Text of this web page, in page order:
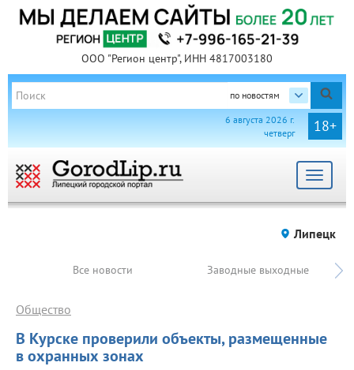
ООО "Регион центр", ИНН 4817003180
по новостям
18+
6 августа 2026 г.
четверг
Toggle
Липецк
Все новости Заводные выходные
В Курске проверили объекты, размещенные
в охранных зонах
Общество